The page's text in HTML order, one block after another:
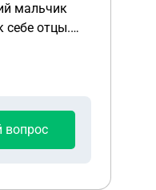
мальчик
вопрос